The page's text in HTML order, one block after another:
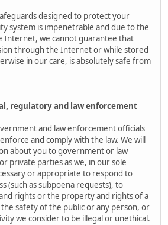
designed to protect your
system is impenetrable and due to the
Internet, we cannot guarantee that
through the Internet or while stored
in our care, is absolutely safe from
regulatory and law enforcement
and law enforcement officials
and comply with the law. We will
about you to government or law
private parties as we, in our sole
or appropriate to respond to
(such as subpoena requests), to
rights or the property and rights of a
safety of the public or any person, or
we consider to be illegal or unethical.